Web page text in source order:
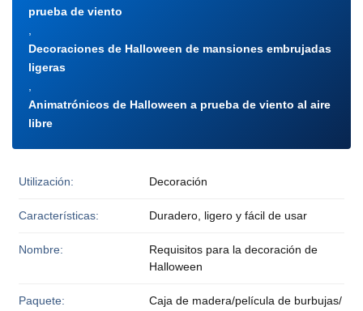
prueba de viento
Decoraciones de Halloween de mansiones embrujadas
ligeras
Animatrónicos de Halloween a prueba de viento al aire
libre
Utilización: Decoración
Características: Duradero, ligero y fácil de usar
Nombre:
Requisitos para la decoración de
Halloween
Paquete: Caja de madera/película de burbujas/